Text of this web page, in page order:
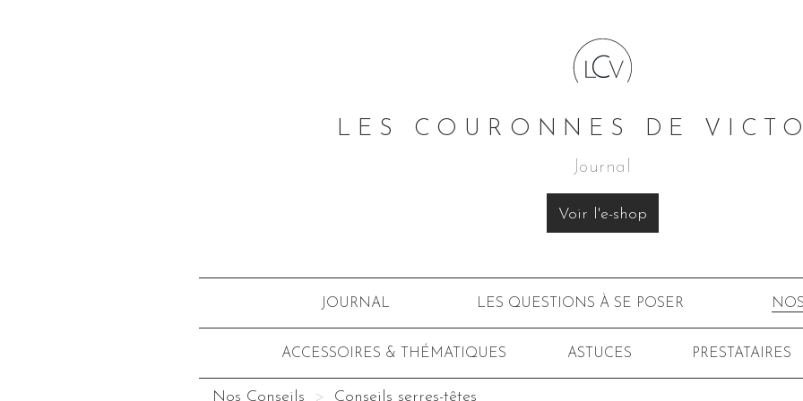
LES COURONNES DE
Journal
Voir l'e-shop
JOURNAL LES QUESTIONS À SE POSER
ACCESSOIRES & THÉMATIQUES ASTUCES PRESTATAIRES
Nos Conseils Conseils serres-têtes